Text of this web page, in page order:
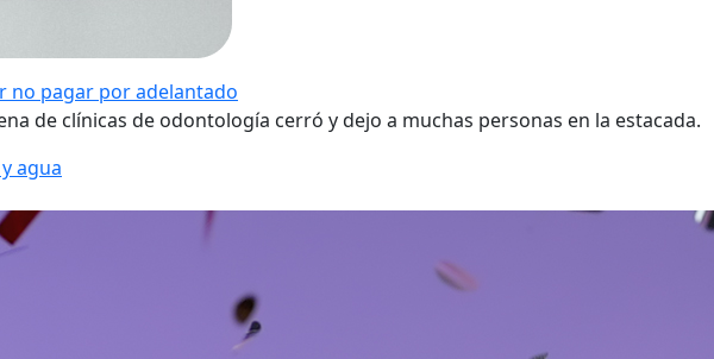
no pagar por adelantado
de clínicas de odontología cerró y dejo a muchas personas en la estacada.
agua